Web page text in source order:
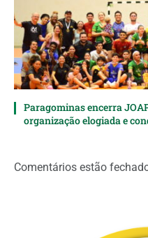
Paragominas encerra
organização elogiada e
Comentários estão